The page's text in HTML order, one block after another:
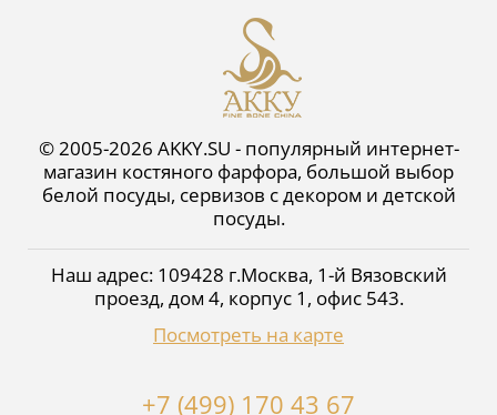
© 2005-2026 AKKY.SU - популярный интернет-
магазин костяного фарфора, большой выбор
белой посуды, сервизов с декором и детской
посуды.
Наш адрес: 109428 г.Москва, 1-й Вязовский
проезд, дом 4, корпус 1, офис 543.
Посмотреть на карте
+7 (499) 170 43 67